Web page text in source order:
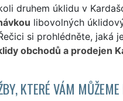
druhem úklidu v
libovolných
si prohlédněte, jaká
obchodů a prodejen
KTERÉ VÁM